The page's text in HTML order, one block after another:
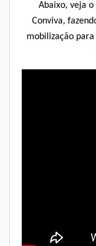
Abaixo, veja
Conviva,
mobilização